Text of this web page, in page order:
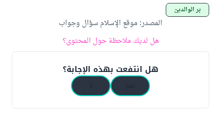
بر الوالدين
المصدر: موقع الإسلام سؤال وجواب
هل لديك ملاحظة حول المحتوى؟
هل انتفعت بهذه الإجابة؟